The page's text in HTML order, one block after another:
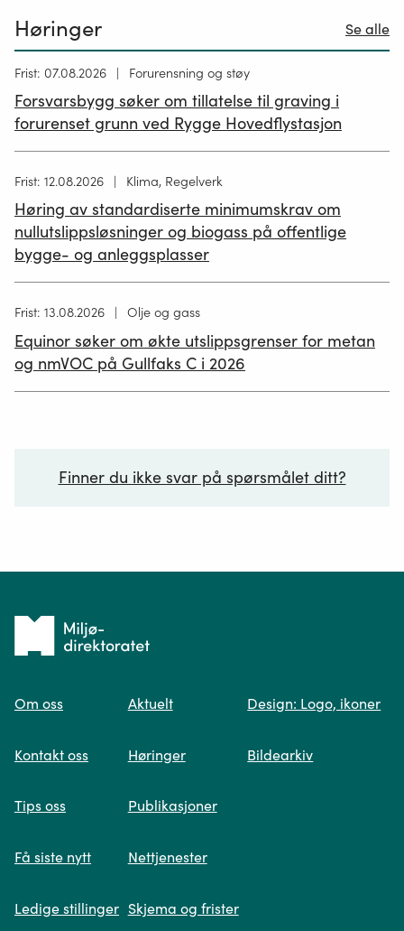
Høringer Se alle
Høring
publisert
26.06.2026
Frist: 07.08.2026 Forurensning og støy
Forsvarsbygg søker om tillatelse til graving i
forurenset grunn ved Rygge Hovedflystasjon
Høring
publisert
12.05.2026
Frist: 12.08.2026 Klima, Regelverk
Høring av standardiserte minimumskrav om
nullutslippsløsninger og biogass på offentlige
bygge- og anleggsplasser
Høring
02.07.2026
Frist: 13.08.2026 Olje og gass
Equinor søker om økte utslippsgrenser for metan
og nmVOC på Gullfaks C i 2026
Finner du ikke svar på spørsmålet ditt?
Spør oss
søk og viser deg vår mest relevante
Tilbake
forsiden
Om oss
Kontakt oss
Tips oss
Få siste nytt
Ledige stillinger
Aktuelt
Høringer
Publikasjoner
Nettjenester
Skjema og frister
Design: Logo, ikoner
Bildearkiv